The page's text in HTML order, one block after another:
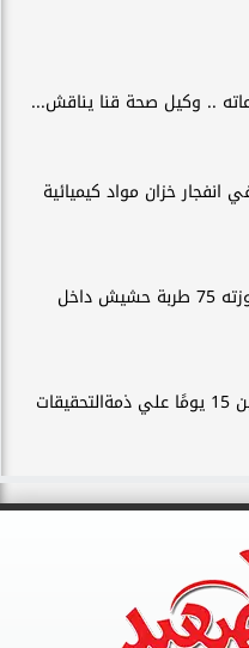
.. وكيل صحة قنا يناقش...
انفجار خزان مواد كيميائية
ضبط عاطل بحوزته 75 طربة حشيش داخل
حبس 3 متهمين 15 يومًا علي ذمةالتحقيقات